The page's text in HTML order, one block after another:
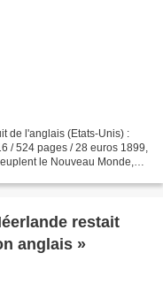
de l'anglais (Etats-Unis) :
/ 524 pages / 28 euros 1899,
le Nouveau Monde,
restait
anglais »